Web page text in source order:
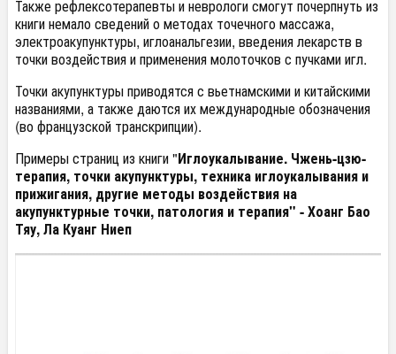
Также рефлексотерапевты и неврологи смогут почерпнуть из
книги немало сведений о методах точечного массажа,
электроакупунктуры, иглоанальгезии, введения лекарств в
точки воздействия и применения молоточков с пучками игл.
Точки акупунктуры приводятся с вьетнамскими и китайскими
названиями, а также даются их международные обозначения
(во французской транскрипции).
Примеры страниц из книги "Иглоукалывание. Чжень-цзю-
терапия, точки акупунктуры, техника иглоукалывания и
прижигания, другие методы воздействия на
акупунктурные точки, патология и терапия" - Хоанг Бао
Тяу, Ла Куанг Ниеп